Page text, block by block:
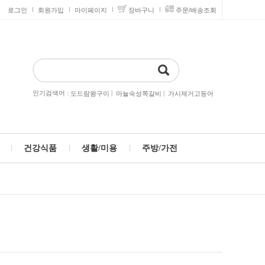
로그인 회원가입 마이페이지 장바구니 주문/배송조회
인기검색어 : 도드람왕구이 | 마늘숙성쪽갈비 | 가시제거고등어
건강식품 생활/미용 주방/가전